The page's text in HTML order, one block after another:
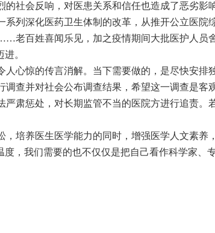
社会反响，对医患关系和信任也造成了恶劣影
列深化医药卫生体制的改革，从推开公立医院
老百姓喜闻乐见，加之疫情期间大批医护人员
。
心惊的传言消解。当下需要做的，是尽快安排
查并对社会公布调查结果，希望这一调查是客
肃惩处，对长期监管不当的医院方进行追责。
培养医生医学能力的同时，增强医学人文素养
，我们需要的也不仅仅是把自己看作科学家、